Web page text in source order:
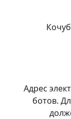
Адрес
ботов.